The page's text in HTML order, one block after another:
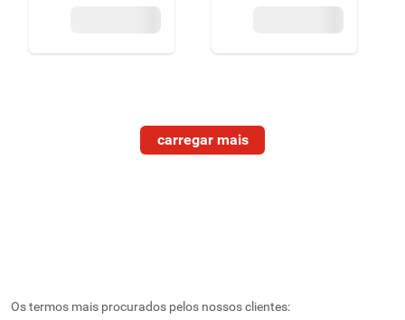
Os termos mais procurados pelos nossos clientes: